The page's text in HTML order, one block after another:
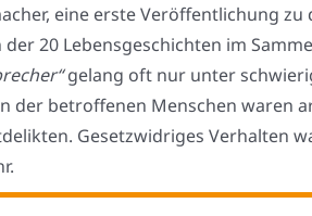
eine ers­te Ver­öf­fent­li­chung zu
20 Lebens­ge­schich­ten im
gelang oft nur unter
der betrof­fe­nen Men­schen waren
Gesetz­wid­ri­ges Ver­hal­ten